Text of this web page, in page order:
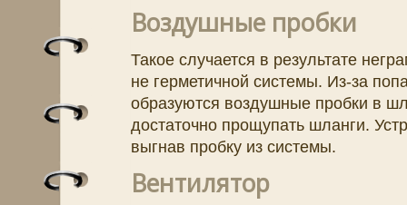
Воздушные пробки
Такое случается в результате
не герметичной системы. Из-за
образуются воздушные пробки в
достаточно прощупать шланги.
выгнав пробку из системы.
Вентилятор